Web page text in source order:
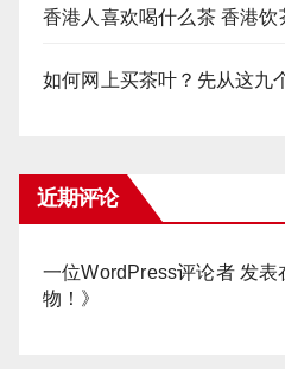
香港人喜欢喝什么茶 香港饮
如何网上买茶叶？先从这九
近期评论
一位WordPress评论者发表
物！ 》